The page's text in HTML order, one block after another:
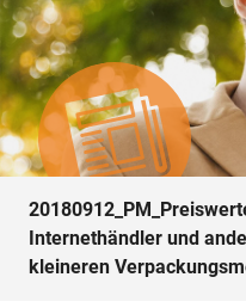
Internethändler und
kleineren